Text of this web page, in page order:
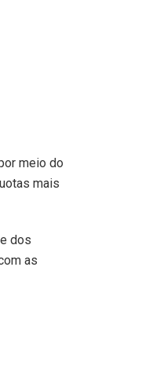
meio do
mais
dos
as